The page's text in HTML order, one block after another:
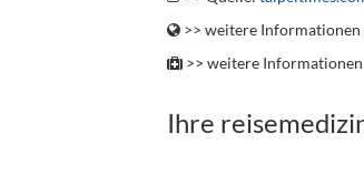
>> weitere Informationen
>> weitere Informationen
Ihre